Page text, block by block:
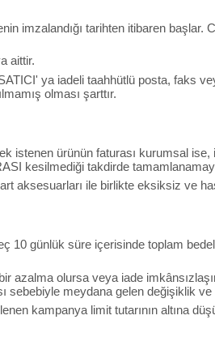
imzalandığı tarihten itibaren
aittir.
ya iadeli taahhütlü posta, faks
olması şarttır.
istenen ürünün faturası kurumsal
kesilmediği takdirde
aksesuarları ile birlikte eksiksiz ve
günlük süre içerisinde toplam
azalma olursa veya iade
sebebiyle meydana gelen değişiklik
kampanya limit tutarının altına